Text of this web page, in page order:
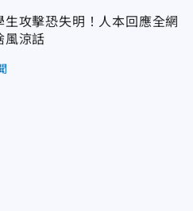
生攻擊恐失明！人本回應全網
風涼話